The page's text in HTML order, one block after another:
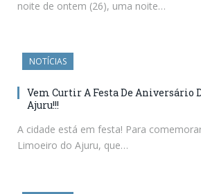
noite de ontem (26), uma noite…
NOTÍCIAS
Vem Curtir A Festa De Aniversário
Ajuru!!!
A cidade está em festa! Para
Limoeiro do Ajuru, que…